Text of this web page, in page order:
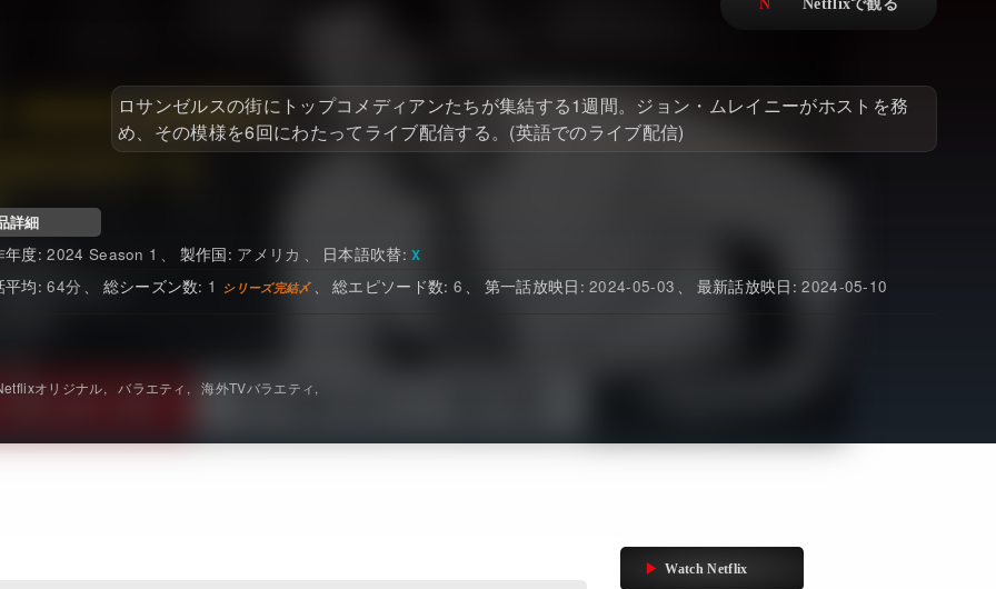
Netflixオリジナル作品
日本語吹替対応作品
その他の国のTV番組
Netflix 吹替版作品
Netflix 高い評価の海外作品
Netflixコース別料金プラン
閉じる
ロサンゼルスの街にトップコメディアンたちが集結する1週間。ジョン・ムレイニーがホストを務
め、その模様を6回にわたってライブ配信する。(英語でのライブ配信)
詳細
2024 Season 1
アメリカ
日本語吹替
64
1 6 2024-05-03 2024-05-10
オリジナル バラエティ 海外TVバラエティ